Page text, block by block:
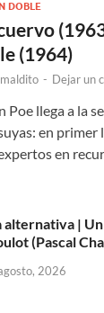
DOBLE
(1964)
- Dejar un
Poe llega a la
en primer
en
alternativa |
(Pascal
2026